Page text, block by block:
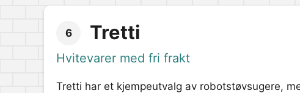
6 Tretti
Hvitevarer med fri frakt
Tretti har et kjempeutvalg av robotstøvsugere,